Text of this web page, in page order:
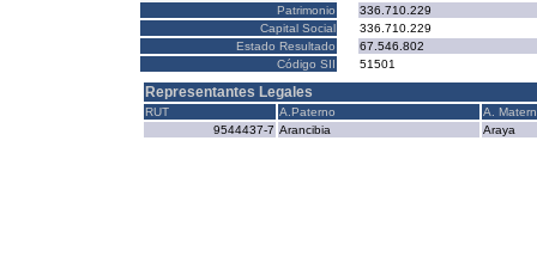
Patrimonio
336.710.229
Capital Social
336.710.229
Estado Resultado
67.546.802
Código SII
51501
Representantes Legales
RUT A.Paterno
A.
9544437-7 Arancibia Araya